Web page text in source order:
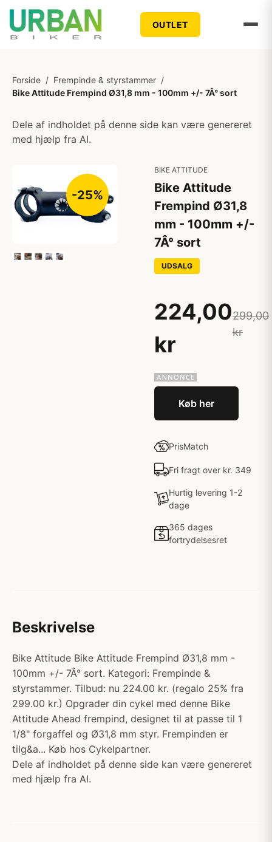
OUTLET
Forside / Frempinde & styrstammer /
Bike Attitude Frempind Ø31,8 mm - 100mm +/- 7Â° sort
Dele af indholdet på denne side kan være genereret
med hjælp fra AI.
-25%
BIKE ATTITUDE
Bike Attitude
Frempind Ø31,8
mm - 100mm +/-
7Â° sort
UDSALG
224,00
kr
299,00
kr
Køb her
PrisMatch
Fri fragt over kr. 349
Hurtig levering 1-2
dage
365 dages
fortrydelsesret
Beskrivelse
Bike Attitude Bike Attitude Frempind Ø31,8 mm -
100mm +/- 7Â° sort. Kategori: Frempinde &
styrstammer. Tilbud: nu 224.00 kr. (regalo 25% fra
299.00 kr.) Opgrader din cykel med denne Bike
Attitude Ahead frempind, designet til at passe til 1
1/8" forgaffel og Ø31,8 mm styr. Frempinden er
tilg&a... Køb hos Cykelpartner.
Dele af indholdet på denne side kan være genereret
med hjælp fra AI.